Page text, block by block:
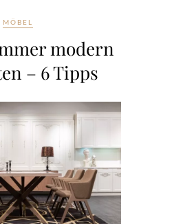
MÖBEL
modern
– 6 Tipps